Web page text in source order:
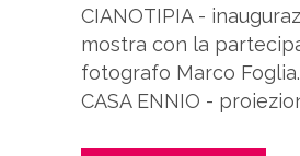
CIANOTIPIA -
mostra con la
fotografo Marco
CASA ENNIO -